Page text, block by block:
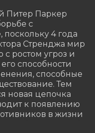
Питер Паркер
с
4 года
Стренджа мир
с ростом угроз и
способности
способные
Тем
новая цепочка
к появлению
в жизни